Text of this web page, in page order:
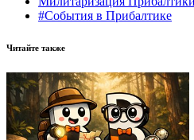
#События в Прибалтике
Читайте также